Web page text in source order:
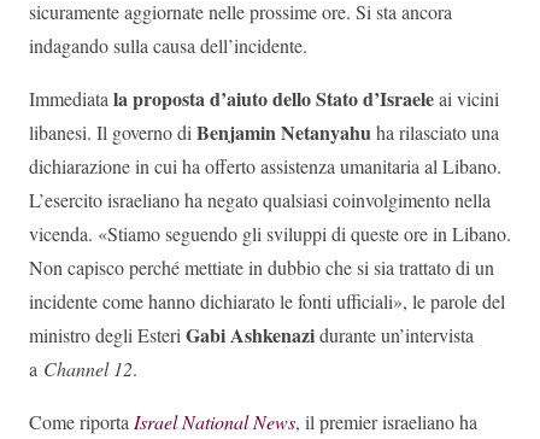
sicuramente aggiornate nelle prossime ore. Si sta ancora
indagando sulla causa dell’incidente.
Immediata la proposta d’aiuto dello Stato d’Israeleai vicini
libanesi. Il governo di Benjamin Netanyahuha rilasciato una
dichiarazione in cui ha offerto assistenza umanitaria al Libano.
L’esercito israeliano ha negato qualsiasi coinvolgimento nella
vicenda. «Stiamo seguendo gli sviluppi di queste ore in Libano.
Non capisco perché mettiate in dubbio che si sia trattato di un
incidente come hanno dichiarato le fonti ufficiali», le parole del
ministro degli Esteri Gabi Ashkenazidurante un’intervista
a Channel 12.
Come riporta Israel National News, il premier israeliano ha